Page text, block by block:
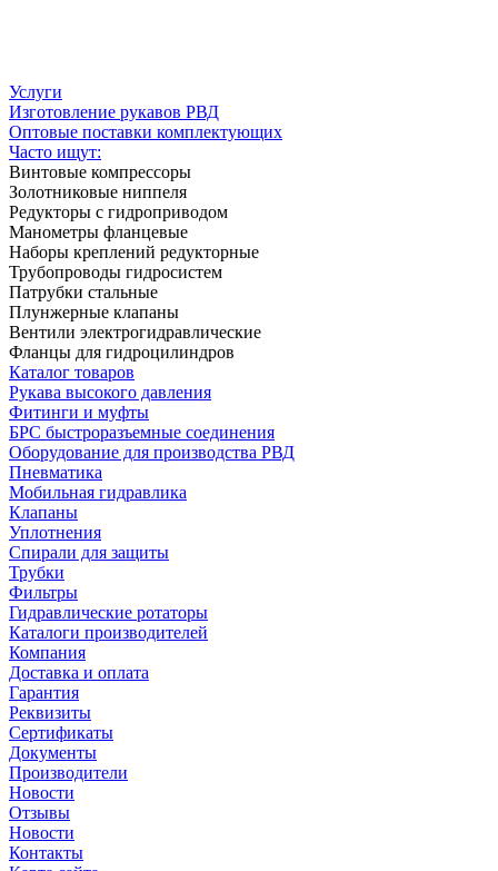
Услуги
Изготовление рукавов РВД
Оптовые поставки комплектующих
Часто ищут:
Винтовые компрессоры
Золотниковые ниппеля
Редукторы с гидроприводом
Манометры фланцевые
Наборы креплений редукторные
Трубопроводы гидросистем
Патрубки стальные
Плунжерные клапаны
Вентили электрогидравлические
Фланцы для гидроцилиндров
Каталог товаров
Рукава высокого давления
Фитинги и муфты
БРС быстроразъемные соединения
Оборудование для производства РВД
Пневматика
Мобильная гидравлика
Клапаны
Уплотнения
Спирали для защиты
Трубки
Фильтры
Гидравлические ротаторы
Каталоги производителей
Компания
Доставка и оплата
Гарантия
Реквизиты
Сертификаты
Документы
Производители
Новости
Отзывы
Новости
Контакты